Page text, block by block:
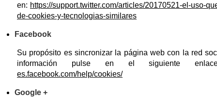
en: https://support.twitter.com/articles/20170521-el-uso-
de-cookies-y-tecnologias-similares
Facebook
Su propósito es sincronizar la página web con la red
información pulse en el siguiente
es.facebook.com/help/cookies/
Google +